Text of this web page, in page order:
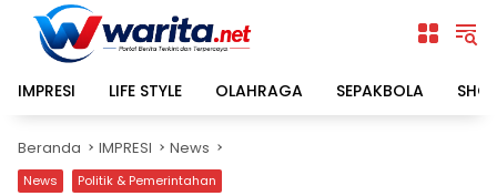
Langsung
konten
IMPRESI
LIFE STYLE OLAHRAGA SEPAKBOLA
Beranda IMPRESI News
News Politik & Pemerintahan